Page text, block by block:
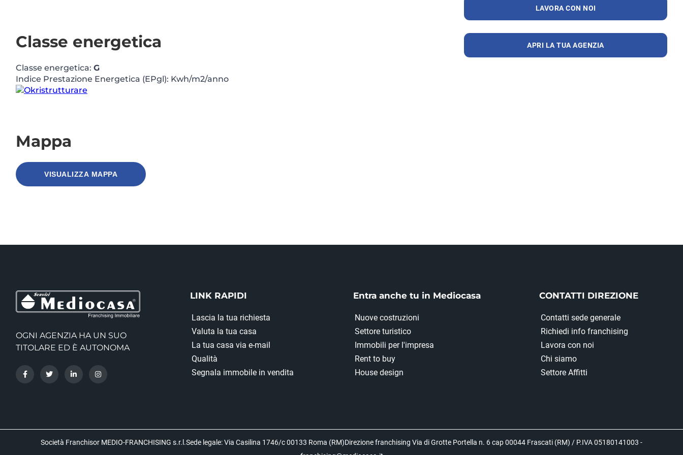
Classe energetica
Classe energetica: G
Indice Prestazione Energetica (EPgl): Kwh/m2/anno
Mappa
VISUALIZZA MAPPA
LAVORA CON NOI
APRI LA TUA AGENZIA
OGNI AGENZIA HA UN SUO
TITOLARE ED È AUTONOMA
LINK RAPIDI
Lascia la tua richiesta
Valuta la tua casa
La tua casa via e-mail
Qualità
Segnala immobile in vendita
Entra anche tu in Mediocasa
Nuove costruzioni
Settore turistico
Immobili per l'impresa
Rent to buy
House design
CONTATTI DIREZIONE
Contatti sede generale
Richiedi info franchising
Lavora con noi
Chi siamo
Settore Affitti
Società Franchisor MEDIO-FRANCHISING s.r.l.Sede legale: Via Casilina 1746/c 00133 Roma (RM)Direzione franchising Via di Grotte Portella n. 6 cap 00044 Frascati (RM) / P.IVA 05180141003 -